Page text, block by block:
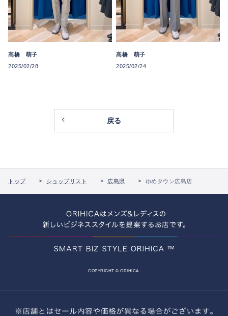
髙橋 萌子
2025/02/28
髙橋 萌子
2025/02/24
戻る
トップ ショップリスト 広島県 ゆめタウン広島店
COPYRIGHT © ORIHICA.